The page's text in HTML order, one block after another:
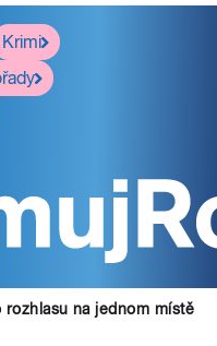
Krimi
rozhlasu na jednom místě